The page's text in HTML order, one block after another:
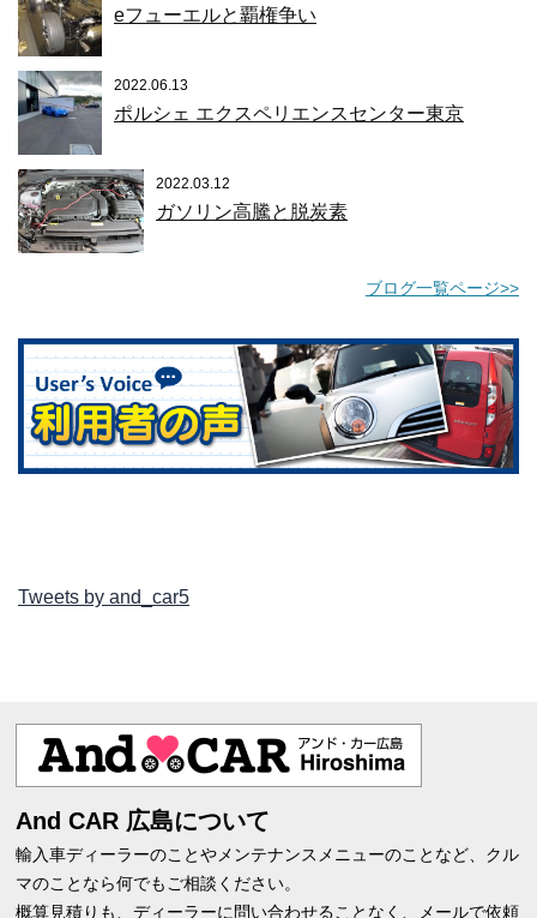
eフューエルと覇権争い
2022.06.13
ポルシェ エクスペリエンスセンター東京
2022.03.12
ガソリン高騰と脱炭素
ブログ一覧ページ>>
Tweets by and_car5
And CAR 広島について
輸入車ディーラーのことやメンテナンスメニューのことなど、クル
マのことなら何でもご相談ください。
概算見積りも、ディーラーに問い合わせることなく、メールで依頼